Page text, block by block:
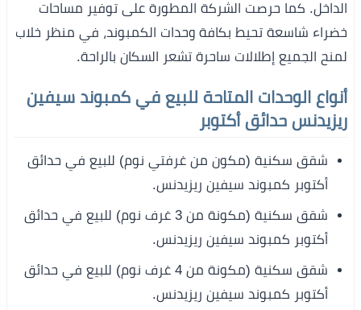
الداخل. كما حرصت الشركة المطورة على توفير مساحات
خضراء شاسعة تحيط بكافة وحدات الكمبوند، في منظر خلاب
لمنح الجميع إطلالات ساحرة تشعر السكان بالراحة.
أنواع الوحدات المتاحة للبيع في كمبوند سيفين
ريزيدنس حدائق أكتوبر
شقق سكنية (مكون من غرفتي نوم) للبيع في حدائق
أكتوبر كمبوند سيفين ريزيدنس.
شقق سكنية (مكونة من 3 غرف نوم) للبيع في حدائق
أكتوبر كمبوند سيفين ريزيدنس.
شقق سكنية (مكونة من 4 غرف نوم) للبيع في حدائق
أكتوبر كمبوند سيفين ريزيدنس.